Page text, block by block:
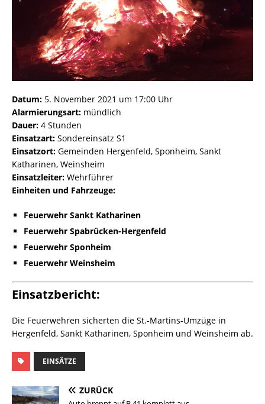
Datum: 5. November 2021 um 17:00 Uhr
Alarmierungsart: mündlich
Dauer: 4 Stunden
Einsatzart: Sondereinsatz S1
Einsatzort: Gemeinden Hergenfeld, Sponheim, Sankt
Katharinen, Weinsheim
Einsatzleiter: Wehrführer
Einheiten und Fahrzeuge:
Feuerwehr Sankt Katharinen
Feuerwehr Spabrücken-Hergenfeld
Feuerwehr Sponheim
Feuerwehr Weinsheim
Einsatzbericht:
Die Feuerwehren sicherten die St.-Martins-Umzüge in
Hergenfeld, Sankt Katharinen, Sponheim und Weinsheim ab.
EINSÄTZE
ZURÜCK